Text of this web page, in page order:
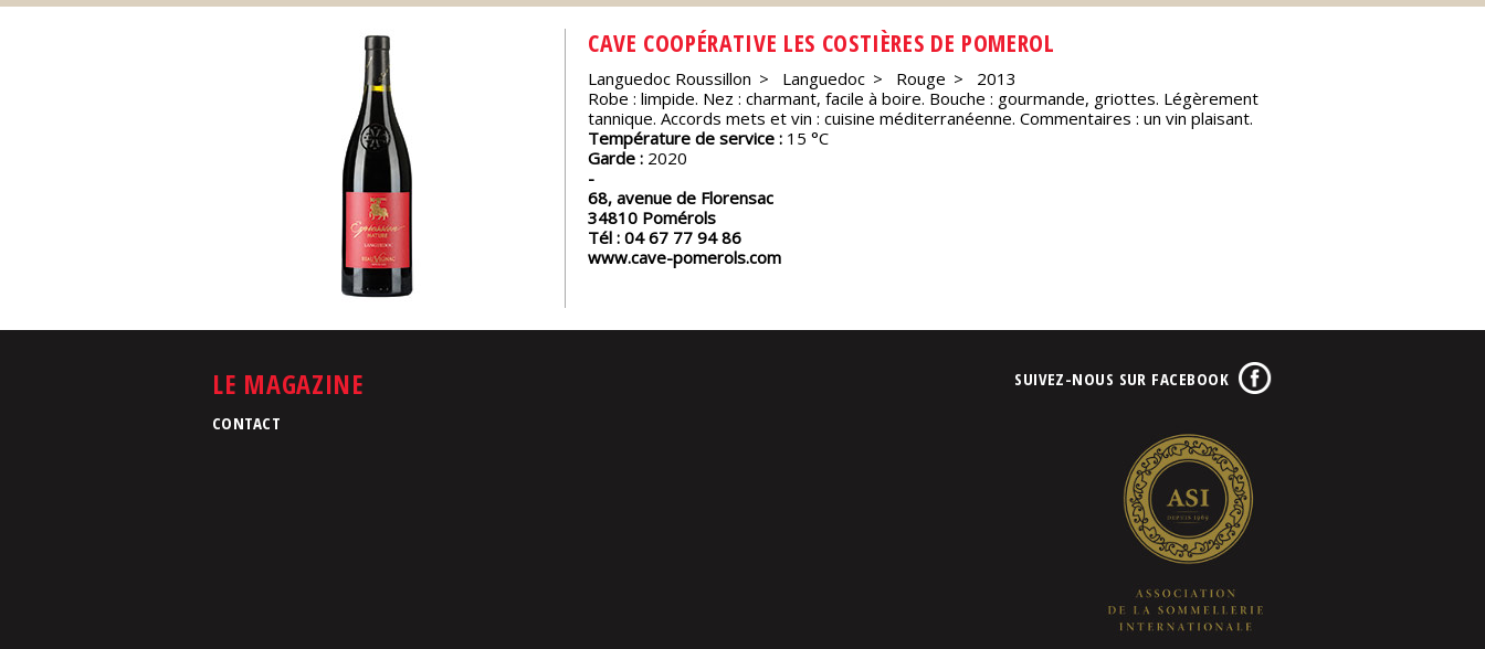
CAVE COOPÉRATIVE LES COSTIÈRES DE POMEROL
Languedoc Roussillon Languedoc Rouge
2013
Robe : limpide. Nez : charmant, facile à boire. Bouche : gourmande, griottes. Légèrement
tannique. Accords mets et vin : cuisine méditerranéenne. Commentaires : un vin plaisant.
Température de service : 15
Garde : 2020
68, avenue de Florensac
34810 Pomérols
Tél : 04 67 77 94 86
www.cave-pomerols.com
LE MAGAZINE
CONTACT
SUIVEZ-NOUS SUR FACEBOOK